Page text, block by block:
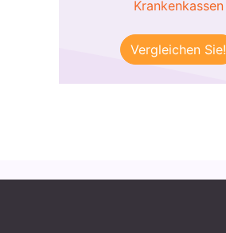
Krankenkassen
Vergleichen Sie!